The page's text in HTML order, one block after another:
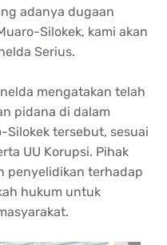
adanya dugaan
Silokek, kami akan
Serius.
mengatakan telah
pidana di dalam
Silokek tersebut, sesuai
UU Korupsi. Pihak
penyelidikan terhadap
hukum untuk